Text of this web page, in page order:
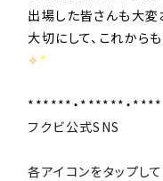
出場した皆さんも大
大切にして、これから
✧︎ *
******・******・
フクビ公式SNS
各アイコンをタップ